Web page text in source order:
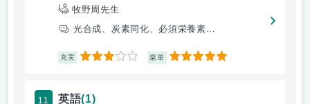
牧野周先生
光合成、炭素同化、必須栄養素...
充実 3 楽単 5
11 英語(1)